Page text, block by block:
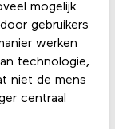
mogelijk
gebruikers
werken
technologie,
niet de mens
centraal